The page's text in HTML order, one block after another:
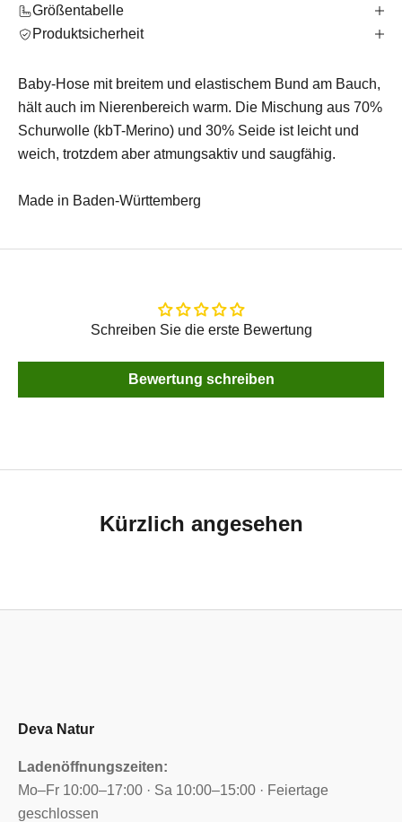
Größentabelle
Produktsicherheit
Baby-Hose mit breitem und elastischem Bund am Bauch,
hält auch im Nierenbereich warm. Die Mischung aus 70%
Schurwolle (kbT-Merino) und 30% Seide ist leicht und
weich, trotzdem aber atmungsaktiv und saugfähig.
Made in Baden-Württemberg
Schreiben Sie die erste Bewertung
Bewertung schreiben
Kürzlich angesehen
Deva Natur
Ladenöffnungszeiten:
Mo–Fr 10:00–17:00 · Sa 10:00–15:00 · Feiertage
geschlossen